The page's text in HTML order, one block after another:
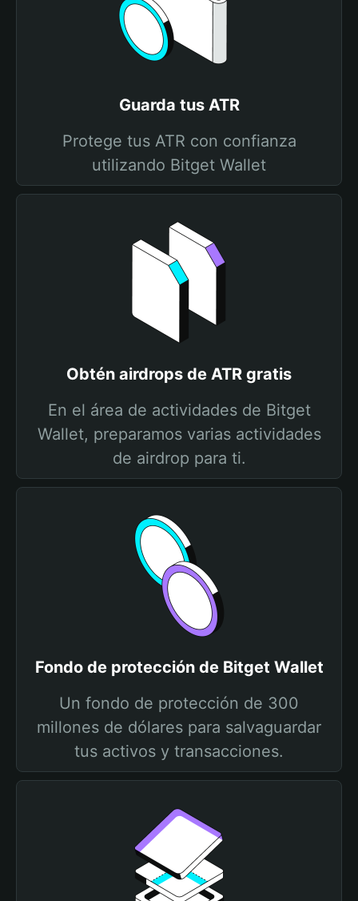
Guarda tus ATR
Protege tus ATR con confianza
utilizando Bitget Wallet
Obtén airdrops de ATR gratis
En el área de actividades de Bitget
Wallet, preparamos varias actividades
de airdrop para ti.
Fondo de protección de Bitget Wallet
Un fondo de protección de 300
millones de dólares para salvaguardar
tus activos y transacciones.